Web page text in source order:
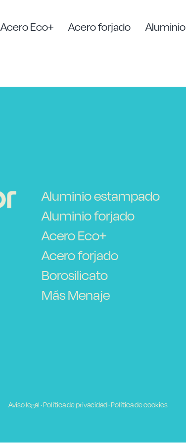
Acero Eco+ Acero forjado Aluminio
Aluminio estampado
Aluminio forjado
Acero Eco+
Acero forjado
Borosilicato
Más Menaje
Aviso legal·Política de privacidad·Política de cookies